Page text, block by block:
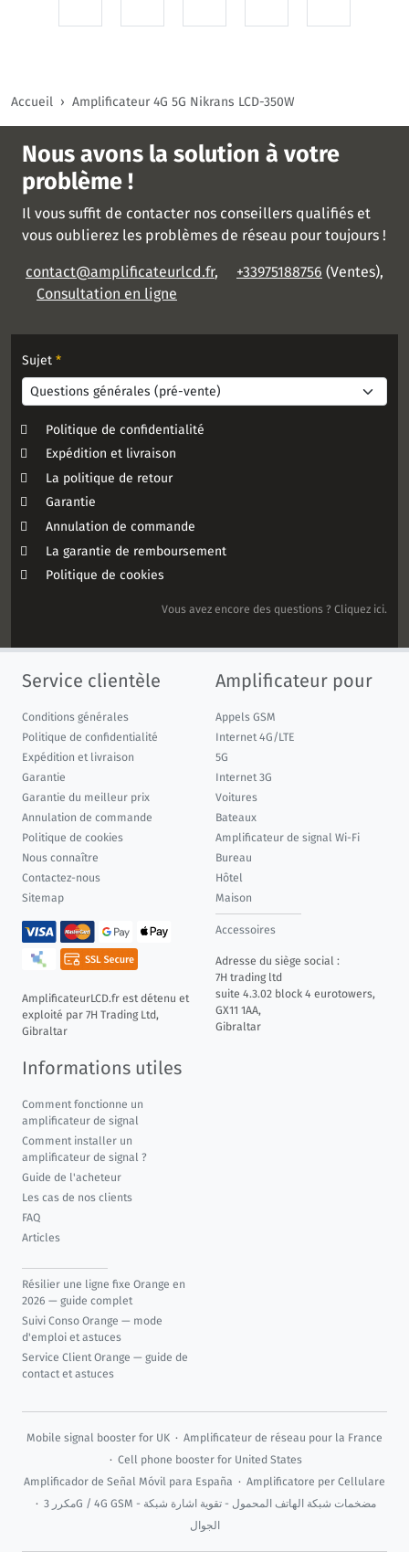
Accueil Amplificateur 4G 5G Nikrans LCD-350W
Nous avons la solution à votre
problème !
Il vous suffit de contacter nos conseillers qualifiés et
vous oublierez les problèmes de réseau pour toujours !
contact@amplificateurlcd.fr, +33975188756 (Ventes),
Consultation en ligne
Sujet *
Politique de confidentialité
Expédition et livraison
La politique de retour
Garantie
Annulation de commande
La garantie de remboursement
Politique de cookies
Vous avez encore des questions ? Cliquez ici.
Service clientèle
Conditions générales
Politique de confidentialité
Expédition et livraison
Garantie
Garantie du meilleur prix
Annulation de commande
Politique de cookies
Nous connaître
Contactez-nous
Sitemap
AmplificateurLCD.fr est détenu et
exploité par 7H Trading Ltd,
Gibraltar
Amplificateur pour
Appels GSM
Internet 4G/LTE
5G
Internet 3G
Voitures
Bateaux
Amplificateur de signal Wi-Fi
Bureau
Hôtel
Maison
Accessoires
Adresse du siège social :
7H trading ltd
suite 4.3.02 block 4 eurotowers,
GX11 1AA,
Gibraltar
Informations utiles
Comment fonctionne un
amplificateur de signal
Comment installer un
amplificateur de signal ?
Guide de l'acheteur
Les cas de nos clients
FAQ
Articles
Résilier une ligne fixe Orange en
2026 — guide complet
Suivi Conso Orange — mode
d'emploi et astuces
Service Client Orange — guide de
contact et astuces
Mobile signal booster for UK · Amplificateur de réseau pour la France
· Cell phone booster for United States
Amplificador de Señal Móvil para España · Amplificatore per Cellulare
· مكرر 3G / 4G GSM - مضخمات شبكة الهاتف المحمول - تقوية اشارة شبكة
الجوال